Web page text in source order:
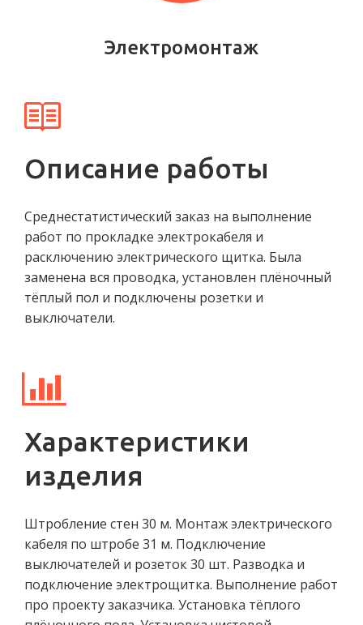
Электромонтаж
Описание работы
Среднестатистический заказ на выполнение
работ по прокладке электрокабеля и
расключению электрического щитка. Была
заменена вся проводка, установлен плёночный
тёплый пол и подключены розетки и
выключатели.
Характеристики
изделия
Штробление стен 30 м. Монтаж электрического
кабеля по штробе 31 м. Подключение
выключателей и розеток 30 шт. Разводка и
подключение электрощитка. Выполнение работ
про проекту заказчика. Установка тёплого